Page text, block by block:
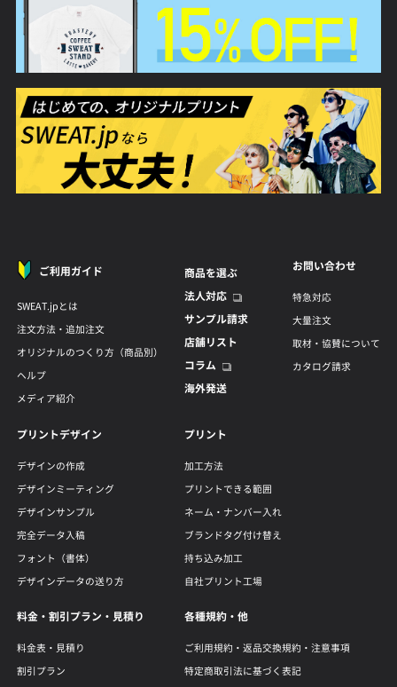
ご利用ガイド
SWEAT.jpとは
注文方法・追加注文
オリジナルのつくり方（商品別）
ヘルプ
メディア紹介
商品を選ぶ
法人対応
サンプル請求
店舗リスト
コラム
海外発送
お問い合わせ
特急対応
大量注文
取材・協賛について
カタログ請求
プリントデザイン
デザインの作成
デザインミーティング
デザインサンプル
完全データ入稿
フォント（書体）
デザインデータの送り方
プリント
加工方法
プリントできる範囲
ネーム・ナンバー入れ
ブランドタグ付け替え
持ち込み加工
自社プリント工場
料金・割引プラン・見積り
料金表・見積り
割引プラン
各種規約・他
ご利用規約・返品交換規約・注意事項
特定商取引法に基づく表記